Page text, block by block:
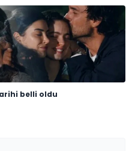
belli oldu